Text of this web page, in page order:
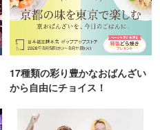
17種類の彩り豊かなおばんざい
から自由にチョイス！